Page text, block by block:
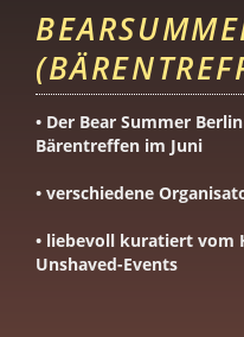
• Der Bear Summer
Bärentreffen im Juni
• verschiedene
• liebevoll kuratiert vom
Unshaved-Events